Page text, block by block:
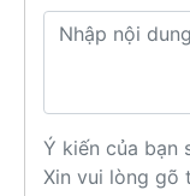
Ý kiến của bạn
Xin vui lòng gõ